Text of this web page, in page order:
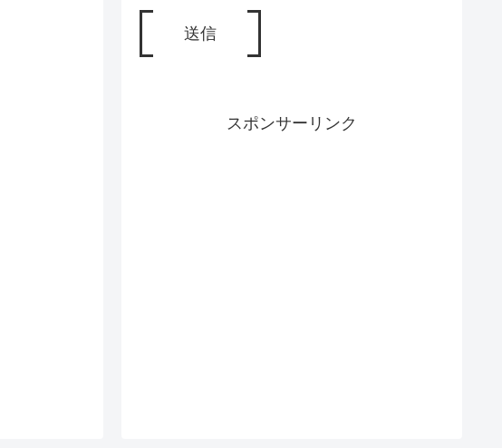
スポンサーリンク